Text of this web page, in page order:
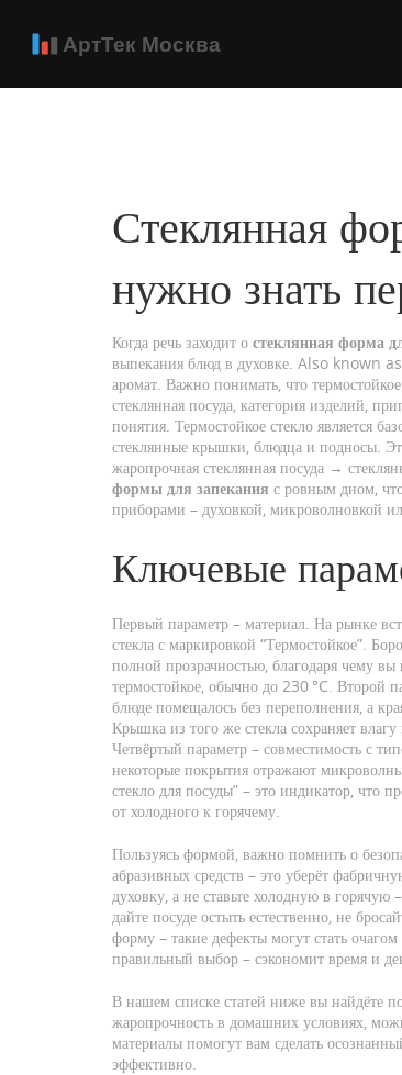
Стеклянная
нужно знать
Когда речь заходит о стеклянная форма
выпекания блюд в духовке. Also known as
аромат. Важно понимать, что
стеклянная посуда, категория изделий,
понятия. Термостойкое стекло является
стеклянные крышки, блюдца и подносы.
жаропрочная стеклянная посуда →
формы для запекания с ровным дном,
приборами – духовкой, микроволновкой
Ключевые
Первый параметр – материал. На рынке
стекла с маркировкой “Термостойкое”.
полной прозрачностью, благодаря чему вы
термостойкое, обычно до 230 °C. Второй
блюде помещалось без переполнения, а
Крышка из того же стекла сохраняет
Четвёртый параметр – совместимость с
некоторые покрытия отражают
стекло для посуды” – это индикатор, что
от холодного к горячему.
Пользуясь формой, важно помнить о
абразивных средств – это уберёт
духовку, а не ставьте холодную в горячую
дайте посуде остыть естественно, не
форму – такие дефекты могут стать
правильный выбор – сэкономит время и
В нашем списке статей ниже вы найдёте
жаропрочность в домашних условиях,
материалы помогут вам сделать
эффективно.